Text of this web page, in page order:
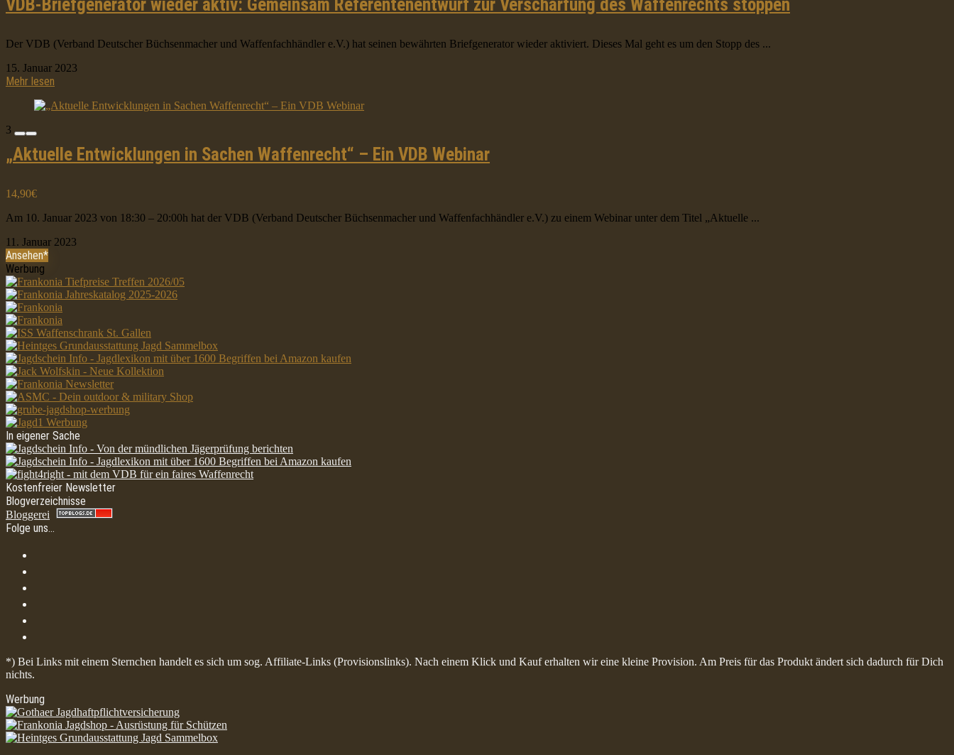
VDB-Briefgenerator wieder aktiv: Gemeinsam Referentenentwurf zur Verschärfung des Waffenrechts stoppen
Der VDB (Verband Deutscher Büchsenmacher und Waffenfachhändler e.V.) hat seinen bewährten Briefgenerator wieder aktiviert. Dieses Mal geht es um den Stopp des ...
15. Januar 2023
Mehr lesen
3
„Aktuelle Entwicklungen in Sachen Waffenrecht“ – Ein VDB Webinar
14,90€
Am 10. Januar 2023 von 18:30 – 20:00h hat der VDB (Verband Deutscher Büchsenmacher und Waffenfachhändler e.V.) zu einem Webinar unter dem Titel „Aktuelle ...
11. Januar 2023
Ansehen*
Werbung
In eigener Sache
Kostenfreier Newsletter
Blogverzeichnisse
Bloggerei
Folge uns…
*) Bei Links mit einem Sternchen handelt es sich um sog. Affiliate-Links (Provisionslinks). Nach einem Klick und Kauf erhalten wir eine kleine Provision. Am Preis für das Produkt ändert sich dadurch für Dich
nichts.
Werbung